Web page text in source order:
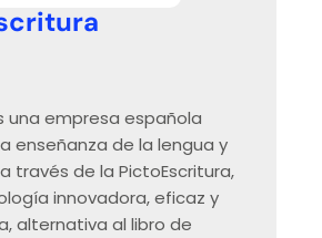
una empresa española
enseñanza de la lengua y
través de la PictoEscritura,
innovadora, eficaz y
alternativa al libro de